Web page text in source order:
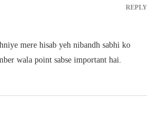
mere hisab yeh nibandh sabhi ko
wala point sabse important hai.
REPLY